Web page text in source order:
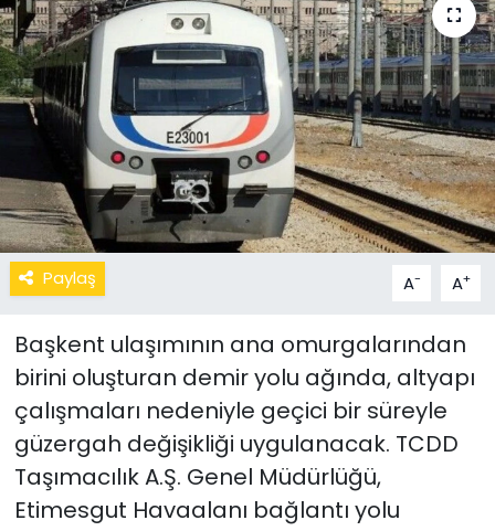
Paylaş A- A+
Başkent ulaşımının ana omurgalarından
birini oluşturan demir yolu ağında, altyapı
çalışmaları nedeniyle geçici bir süreyle
güzergah değişikliği uygulanacak. TCDD
Taşımacılık A.Ş. Genel Müdürlüğü,
Etimesgut Havaalanı bağlantı yolu